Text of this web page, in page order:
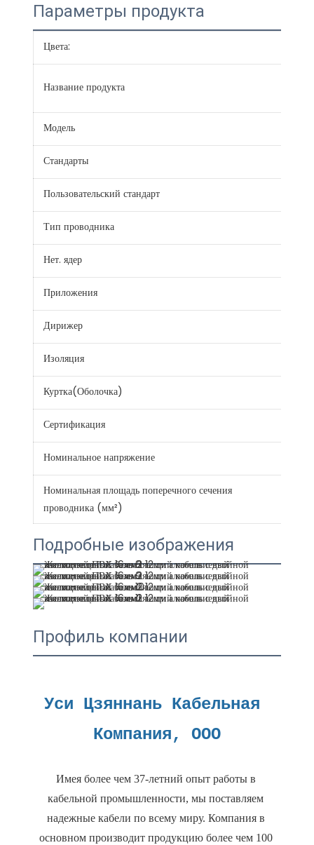
Параметры продукта
Цвета:
Название продукта
Модель
Стандарты
Пользовательский стандарт
Тип проводника
Нет. ядер
Приложения
Дирижер
Изоляция
Куртка(Оболочка)
Сертификация
Номинальное напряжение
Номинальная площадь поперечного сечения
проводника (мм²)
Подробные изображения
Профиль компании
Уси Цзяннань Кабельная
Имея более чем 37-летний опыт работы в
кабельной промышленности, мы поставляем
надежные кабели по всему миру. Компания в
основном производит продукцию более чем 100